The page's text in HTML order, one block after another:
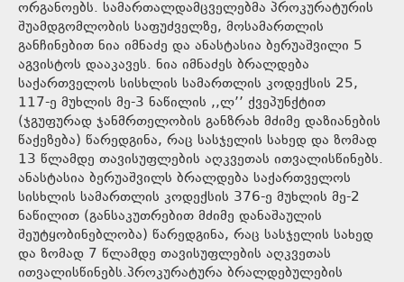
ორგანოებს. სამართალდამცველებმა პროკურატურის
შუამდგომლობის საფუძველზე, მოსამართლის
განჩინებით ნია იმნაძე და ანასტასია ბერუაშვილი 5
აგვისტოს დააკავეს. ნია იმნაძეს ბრალდება
საქართველოს სისხლის სამართლის კოდექსის 25,
117-ე მუხლის მე-3 ნაწილის ,,ლ’’ ქვეპუნქტით
(ჯგუფურად ჯანმრთელობის განზრახ მძიმე დაზიანების
წაქეზება) წარედგინა, რაც სასჯელის სახედ და ზომად
13 წლამდე თავისუფლების აღკვეთას ითვალისწინებს.
ანასტასია ბერუაშვილს ბრალდება საქართველოს
სისხლის სამართლის კოდექსის 376-ე მუხლის მე-2
ნაწილით (განსაკუთრებით მძიმე დანაშაულის
შეუტყობინებლობა) წარედგინა, რაც სასჯელის სახედ
და ზომად 7 წლამდე თავისუფლების აღკვეთას
ითვალისწინებს.პროკურატურა ბრალდებულების